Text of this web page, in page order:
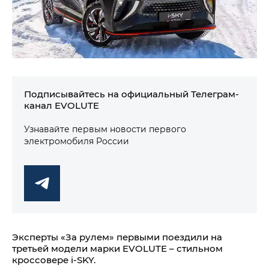
Подписывайтесь на официальный Телеграм-
канал EVOLUTE
Узнавайте первым новости первого
электромобиля России
Эксперты «За рулем» первыми поездили на
третьей модели марки EVOLUTE – стильном
кроссовере i‑SKY.